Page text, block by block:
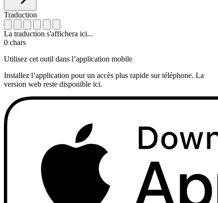
Traduction
La traduction s'affichera ici...
0 chars
Utilisez cet outil dans l’application mobile
Installez l’application pour un accès plus rapide sur téléphone. La
version web reste disponible ici.